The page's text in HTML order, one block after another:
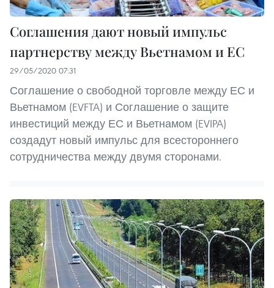
Соглашения дают новый импульс
партнерству между Вьетнамом и ЕС
29/05/2020 07:31
Соглашение о свободной торговле между ЕС и
Вьетнамом (EVFTA) и Соглашение о защите
инвестиций между ЕС и Вьетнамом (EVIPA)
создадут новый импульс для всестороннего
сотрудничества между двумя сторонами.